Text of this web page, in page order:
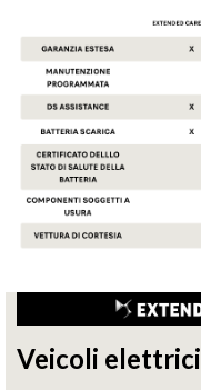
Veicoli elettrici